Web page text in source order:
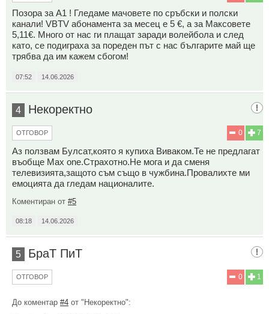
Позора за А1 ! Гледаме мачовете по сръбски и полски
канали! VBTV абонамента за месец е 5 €, а за Максовете
5,11€. Много от нас ги плащат заради волейбола и след
като, се подиграха за пореден път с нас българите май ще
трябва да им кажем сбогом!
07:52 14.06.2026
4 Некоректно
7
0
ОТГОВОР
Аз ползвам Булсат,която я купиха Виваком.Те не предлагат
въобще Max one.Страхотно.Не мога и да сменя
телевизията,защото съм също в чужбина.Провалихте ми
емоцията да гледам националите.
Коментиран от #5
08:18 14.06.2026
5 БраТ ПиТ
1
0
ОТГОВОР
До коментар #4 от "Некоректно":